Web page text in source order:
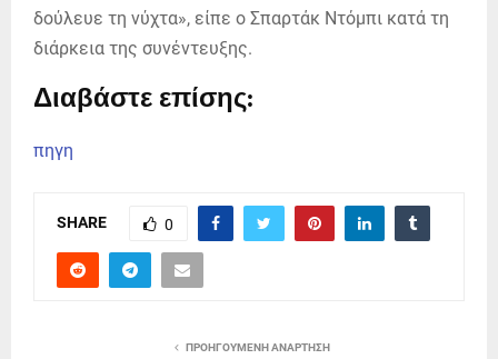
δούλευε τη νύχτα», είπε ο Σπαρτάκ Ντόμπι κατά τη
διάρκεια της συνέντευξης.
Διαβάστε επίσης:
πηγη
SHARE 0
ΠΡΟΗΓΟΎΜΕΝΗ ΑΝΆΡΤΗΣΗ